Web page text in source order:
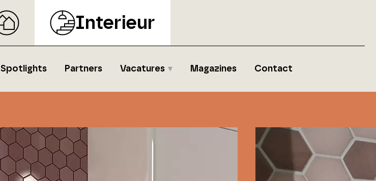
Interieur
Spotlights Partners Vacatures Magazines Contact